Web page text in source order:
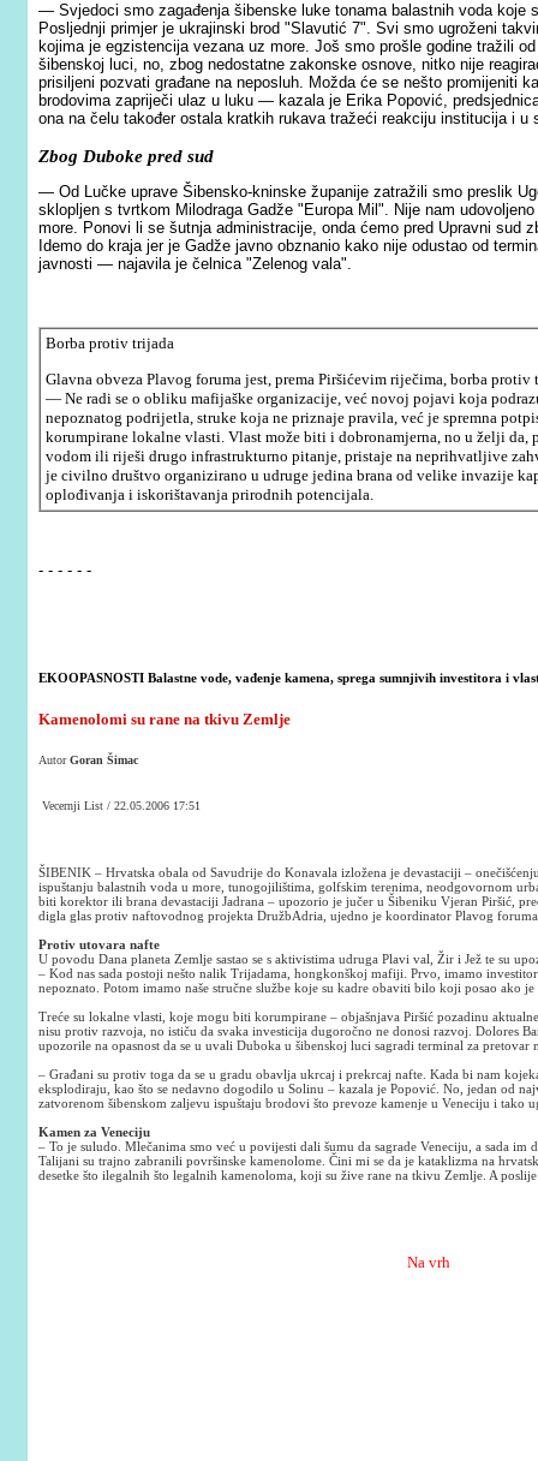
— Svjedoci smo zagađenja šibenske luke tonama balastnih voda koje
Posljednji primjer je ukrajinski brod "Slavutić 7". Svi smo ugroženi
kojima je egzistencija vezana uz more. Još smo prošle godine tražili
šibenskoj luci, no, zbog nedostatne zakonske osnove, nitko nije
prisiljeni pozvati građane na neposluh. Možda će se nešto promijeniti
brodovima zapriječi ulaz u luku — kazala je Erika Popović,
ona na čelu također ostala kratkih rukava tražeći reakciju institucija i u
Zbog Duboke pred sud
— Od Lučke uprave Šibensko-kninske županije zatražili smo preslik
sklopljen s tvrtkom Milodraga Gadže "Europa Mil". Nije nam
more. Ponovi li se šutnja administracije, onda ćemo pred Upravni sud
Idemo do kraja jer je Gadže javno obznanio kako nije odustao od
javnosti — najavila je čelnica "Zelenog vala".
Borba protiv trijada
Glavna obveza Plavog foruma jest, prema Piršićevim riječima, borba
— Ne radi se o obliku mafijaške organizacije, već novoj pojavi koja
nepoznatog podrijetla, struke koja ne priznaje pravila, već je spremna
korumpirane lokalne vlasti. Vlast može biti i dobronamjerna, no u želji
vodom ili riješi drugo infrastrukturno pitanje, pristaje na neprihvatljive
je civilno društvo organizirano u udruge jedina brana od velike invazije
oplođivanja i iskorištavanja prirodnih potencijala.
- - - - - -
EKOOPASNOSTI Balastne vode, vađenje kamena, sprega sumnjivih investitora i
Kamenolomi su rane na tkivu Zemlje
AutorGoran Šimac
Vecernji List / 22.05.2006 17:51
ŠIBENIK – Hrvatska obala od Savudrije do Konavala izložena je devastaciji –
ispuštanju balastnih voda u more, tunogojilištima, golfskim terenima, neodgovornom
biti korektor ili brana devastaciji Jadrana – upozorio je jučer u Šibeniku Vjeran Piršić,
digla glas protiv naftovodnog projekta DružbAdria, ujedno je koordinator Plavog
Protiv utovara nafte
U povodu Dana planeta Zemlje sastao se s aktivistima udruga Plavi val, Žir i Jež te su
– Kod nas sada postoji nešto nalik Trijadama, hongkonškoj mafiji. Prvo, imamo
nepoznato. Potom imamo naše stručne službe koje su kadre obaviti bilo koji posao ako
Treće su lokalne vlasti, koje mogu biti korumpirane – objašnjava Piršić pozadinu
nisu protiv razvoja, no ističu da svaka investicija dugoročno ne donosi razvoj. Dolores
upozorile na opasnost da se u uvali Duboka u šibenskoj luci sagradi terminal za pretovar
– Građani su protiv toga da se u gradu obavlja ukrcaj i prekrcaj nafte. Kada bi nam
eksplodiraju, kao što se nedavno dogodilo u Solinu – kazala je Popović. No, jedan od
zatvorenom šibenskom zaljevu ispuštaju brodovi što prevoze kamenje u Veneciju i tako
Kamen za Veneciju
– To je suludo. Mlečanima smo već u povijesti dali šumu da sagrade Veneciju, a sada im
Talijani su trajno zabranili površinske kamenolome. Čini mi se da je kataklizma na
desetke što ilegalnih što legalnih kamenoloma, koji su žive rane na tkivu Zemlje. A
Na vrh